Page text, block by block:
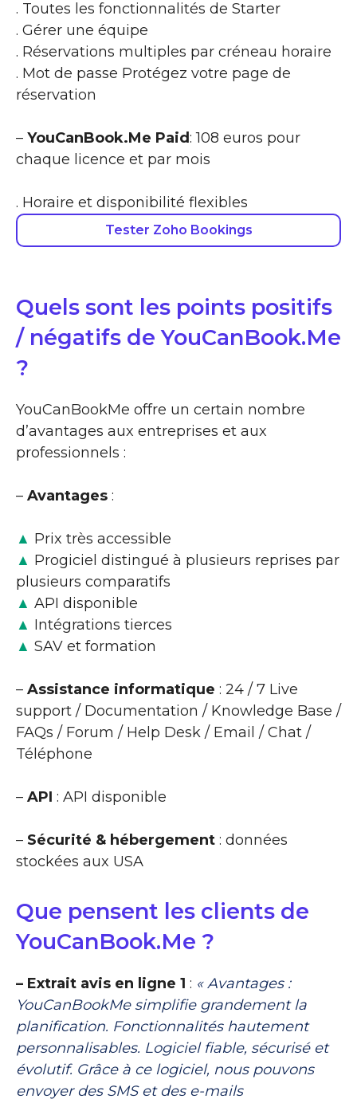
. Toutes les fonctionnalités de Starter
. Gérer une équipe
. Réservations multiples par créneau horaire
. Mot de passe Protégez votre page de
réservation
– YouCanBook.Me Paid: 108 euros pour
chaque licence et par mois
. Horaire et disponibilité flexibles
Tester Zoho Bookings
Quels sont les points positifs
/ négatifs de YouCanBook.Me
?
YouCanBookMe offre un certain nombre
d’avantages aux entreprises et aux
professionnels :
– Avantages :
▲ Prix très accessible
▲ Progiciel distingué à plusieurs reprises par
plusieurs comparatifs
▲ API disponible
▲ Intégrations tierces
▲ SAV et formation
– Assistance informatique : 24 / 7 Live
support / Documentation / Knowledge Base /
FAQs / Forum / Help Desk / Email / Chat /
Téléphone
– API : API disponible
– Sécurité & hébergement : données
stockées aux USA
Que pensent les clients de
YouCanBook.Me ?
– Extrait avis en ligne 1 : « Avantages :
YouCanBookMe simplifie grandement la
planification. Fonctionnalités hautement
personnalisables. Logiciel fiable, sécurisé et
évolutif. Grâce à ce logiciel, nous pouvons
envoyer des SMS et des e-mails